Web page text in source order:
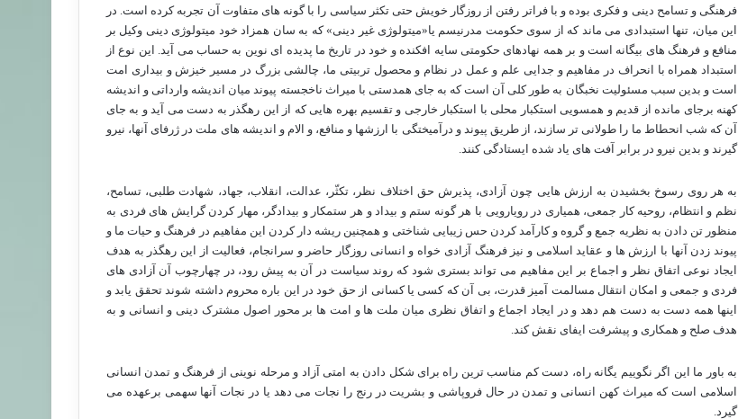
فرهنگی و تسامح دینی و فکری بوده و با فراتر رفتن از روزگار خویش حتی تکثر سیاسی را با گونه های متفاوت آن تجربه کرده است. در
این میان، تنها استبدادی می ماند که از سوی حکومت مدرنیسم یا«میتولوژی غیر دینی» که به سان همزاد خود میتولوژی دینی وکیل بر
منافع و فرهنگ های بیگانه است و بر همه نهادهای حکومتی سایه افکنده و خود در تاریخ ما پدیده ای نوین به حساب می آید. این نوع از
استبداد همراه با انحراف در مفاهیم و جدایی علم و عمل در نظام و محصول تربیتی ما، چالشی بزرگ در مسیر خیزش و بیداری امت
است و بدین سبب مسئولیت نخبگان به طور کلی آن است که به جای همدستی با میراث ناخجسته پیوند میان اندیشه وارداتی و اندیشه
کهنه برجای مانده از قدیم و همسویی استکبار محلی با استکبار خارجی و تقسیم بهره هایی که از این رهگذر به دست می آید و به جای
آن که شب انحطاط ما را طولانی تر سازند، از طریق پیوند و درآمیختگی با ارزشها و منافع، و الام و اندیشه های ملت در ژرفای آنها، نیرو
گیرند و بدین نیرو در برابر آفت های یاد شده ایستادگی کنند.
به هر روی رسوخ بخشیدن به ارزش هایی چون آزادی، پذیرش حق اختلاف نظر، تکثّر، عدالت، انقلاب، جهاد، شهادت طلبی، تسامح،
نظم و انتظام، روحیه کار جمعی، همیاری در رویارویی با هر گونه ستم و بیداد و هر ستمکار و بیدادگر، مهار کردن گرایش های فردی به
منظور تن دادن به نظریه جمع و گروه و کارآمد کردن حس زیبایی شناختی و همچنین ریشه دار کردن این مفاهیم در فرهنگ و حیات ما و
پیوند زدن آنها با ارزش ها و عقاید اسلامی و نیز فرهنگ آزادی خواه و انسانی روزگار حاضر و سرانجام، فعالیت از این رهگذر به هدف
ایجاد نوعی اتفاق نظر و اجماع بر این مفاهیم می تواند بستری شود که روند سیاست در آن به پیش رود، در چهارچوب آن آزادی های
فردی و جمعی و امکان انتقال مسالمت آمیز قدرت، بی آن که کسی یا کسانی از حق خود در این باره محروم داشته شوند تحقق یابد و
اینها همه دست به دست هم دهد و در ایجاد اجماع و اتفاق نظری میان ملت ها و امت ها بر محور اصول مشترک دینی و انسانی و به
هدف صلح و همکاری و پیشرفت ایفای نقش کند.
به باور ما این اگر نگوییم یگانه راه، دست کم مناسب ترین راه برای شکل دادن به امتی آزاد و مرحله نوینی از فرهنگ و تمدن انسانی
اسلامی است که میراث کهن انسانی و تمدن در حال فروپاشی و بشریت در رنج را نجات می دهد یا در نجات آنها سهمی برعهده می
گیرد.